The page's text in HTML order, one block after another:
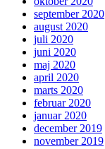
september 2020
august 2020
juli 2020
juni 2020
maj 2020
april 2020
marts 2020
februar 2020
januar 2020
december 2019
november 2019